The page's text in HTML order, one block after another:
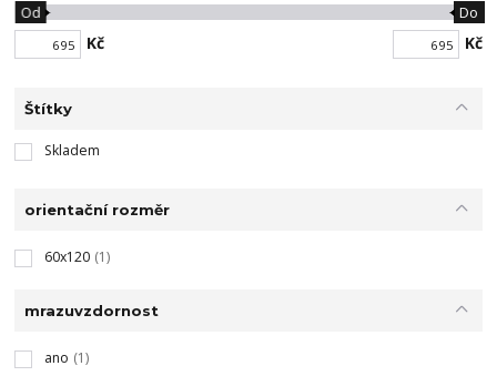
Kč
Od Do
Kč
Štítky
Skladem
orientační rozměr
60x120 (1)
mrazuvzdornost
ano (1)